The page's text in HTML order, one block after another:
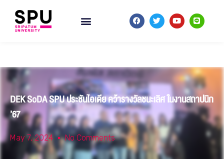
DEK SoDA SPU ประชันไอเดีย คว้ารางวัลชนะเลิศ ในงานสถาปนิก
’67
May 7, 2024 No Comments